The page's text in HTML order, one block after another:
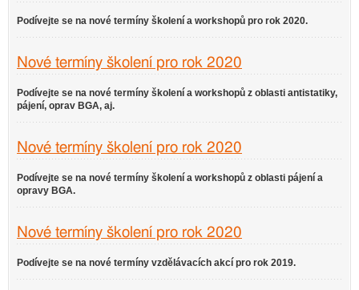
Podívejte se na nové termíny školení a workshopů pro rok 2020.
Nové termíny školení pro rok 2020
Podívejte se na nové termíny školení a workshopů z oblasti antistatiky,
pájení, oprav BGA, aj.
Nové termíny školení pro rok 2020
Podívejte se na nové termíny školení a workshopů z oblasti pájení a
opravy BGA.
Nové termíny školení pro rok 2020
Podívejte se na nové termíny vzdělávacích akcí pro rok 2019.